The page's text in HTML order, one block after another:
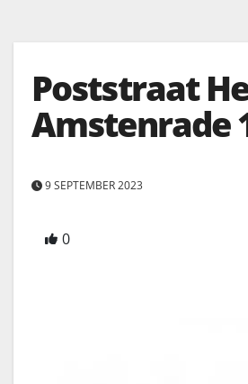
Poststraat
Amstenrade
9 SEPTEMBER 2023
0